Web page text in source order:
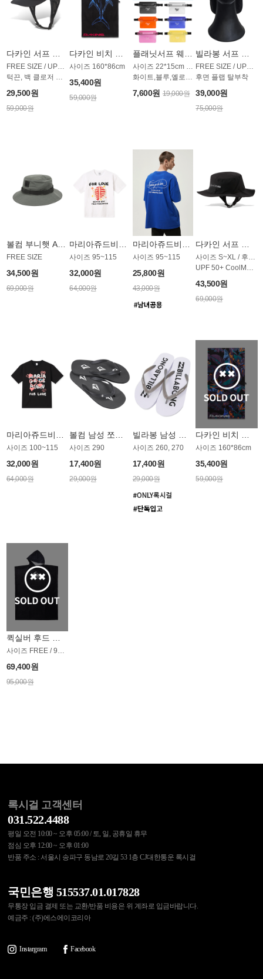
FREE SIZE / UPF 50+
턱끈, 백 클로저 조절 가능
29,500원
59,000원
사이즈 160*86cm
35,400원
59,000원
화이트,블루,옐로우,핑크,오렌지
7,600원 19,000원
후면 플랩 탈부착
39,000원
75,000원
볼컴 부니햇 AC1965GVC
FREE SIZE
34,500원
69,000원
사이즈 95~115
32,000원
64,000원
사이즈 95~115
25,800원
43,000원
UPF 50+ CoolMax 땀 흡수 밴드
43,500원
69,000원
사이즈 100~115
32,000원
64,000원
사이즈 290
17,400원
29,000원
사이즈 260, 270
17,400원
29,000원
사이즈 160*86cm
35,400원
59,000원
퀵실버 후드 판초 타월 AT1762KQS
사이즈 FREE / 90*116cm
69,400원
95,000원
록시걸 고객센터
031.522.4488
평일 오전 10:00 ~ 오후 05:00 / 토, 일, 공휴일 휴무
점심 오후 12:00 ~ 오후 01:00
반품 주소 : 서울시 송파구 동남로 20길 53 1층 CJ대한통운 록시걸
국민은행 515537.01.017828
무통장 입금 결제 또는 교환/반품 비용은 위 계좌로 입금바랍니다.
예금주 : (주)에스에이코리아
Instargram Facebook